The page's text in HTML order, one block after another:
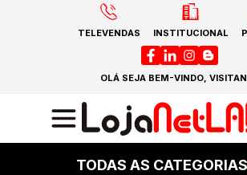
TELEVENDAS INSTITUCIONAL
OLÁ SEJA BEM-VINDO,
TODAS AS CATEGORIAS